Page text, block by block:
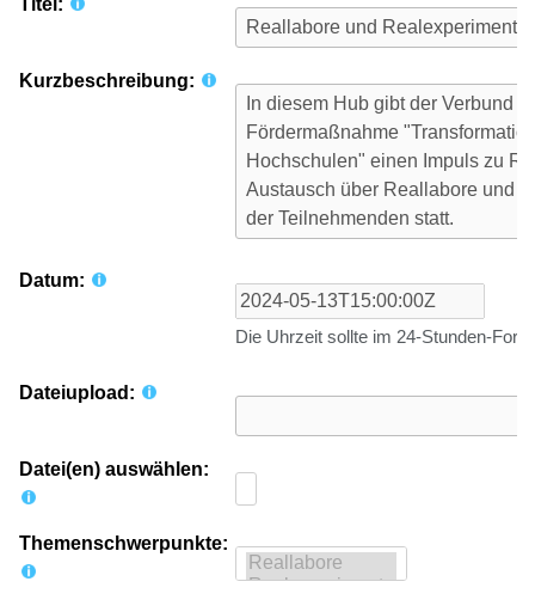
Kurzbeschreibung:
Datum:
Die Uhrzeit sollte im 24-Stunden-
Dateiupload:
Datei(en) auswählen:
Themenschwerpunkte: